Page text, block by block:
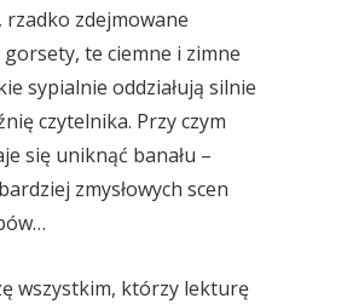
rzadko zdejmowane
te ciemne i zimne
sypialnie oddziałują silnie
czytelnika. Przy czym
się uniknąć banału –
zmysłowych scen
wszystkim, którzy lekturę